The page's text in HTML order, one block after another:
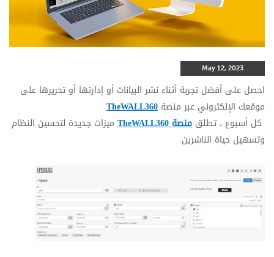
May 12, 2023
احصل على أفضل تجربة أثناء نشر البيانات أو إدارتها أو تحريرها على
موقعك الإلكتروني عبر منصة TheWALL360
.
كل أسبوع ، تطلق منصةTheWALL360 ميزات جديدة لتحسين النظام
وتسهيل حياة الناشرين.